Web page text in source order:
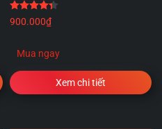
5 sao
900.000₫
Mua ngay
Xem chi tiết